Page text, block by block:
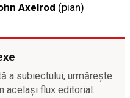
Axelrod (pian)
a subiectului, urmărește
același flux editorial.